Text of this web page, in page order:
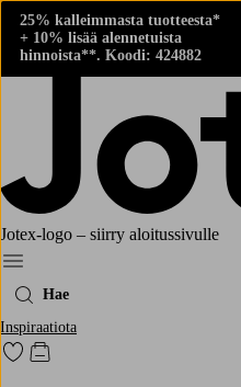
25% kalleimmasta tuotteesta*
+ 10% lisää alennetuista
hinnoista**. Koodi: 424882
Jotex-logo – siirry aloitussivulle
Menu
Hae
Inspiraatiota
Siirry merkittyihin
Siirry ostoskoriin